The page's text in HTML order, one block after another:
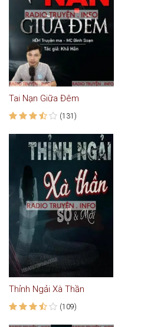
Tai Nạn Giữa Đêm
(131)
Thỉnh Ngải Xà Thần
(109)